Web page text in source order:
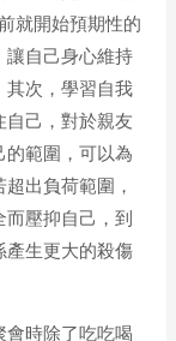
就開始預期性的
讓自己身心維持
其次，學習自我
自己，對於親友
的範圍，可以為
出負荷範圍，
壓抑自己，到
產生更大的殺傷
會時除了吃吃喝